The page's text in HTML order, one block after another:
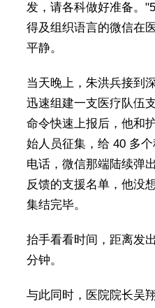
发，请各科做好准备。
得及组织语言的微信在
平静。
当天晚上，朱洪兵接到
迅速组建一支医疗队伍
命令快速上报后，他和
始人员征集，给 40 多
电话，微信那端陆续弹
反馈的支援名单，他没
集结完毕。
抬手看看时间，距离发
分钟。
与此同时，医院院长吴